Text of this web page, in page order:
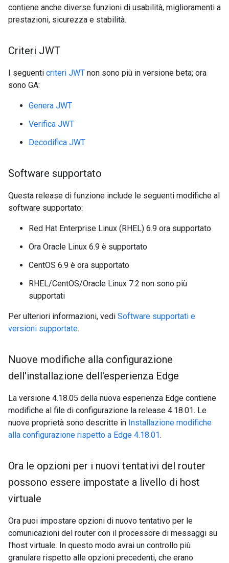
contiene anche diverse funzioni di usabilità, miglioramenti a
prestazioni, sicurezza e stabilità.
Criteri JWT
I seguenti criteri JWT non sono più in versione beta; ora
sono GA:
Genera JWT
Verifica JWT
Decodifica JWT
Software supportato
Questa release di funzione include le seguenti modifiche al
software supportato:
Red Hat Enterprise Linux (RHEL) 6.9 ora supportato
Ora Oracle Linux 6.9 è supportato
CentOS 6.9 è ora supportato
RHEL/CentOS/Oracle Linux 7.2 non sono più
supportati
Per ulteriori informazioni, vedi Software supportati e
versioni supportate.
Nuove modifiche alla configurazione
dell'installazione dell'esperienza Edge
La versione 4.18.05 della nuova esperienza Edge contiene
modifiche al file di configurazione la release 4.18.01. Le
nuove proprietà sono descritte in Installazione modifiche
alla configurazione rispetto a Edge 4.18.01.
Ora le opzioni per i nuovi tentativi del router
possono essere impostate a livello di host
virtuale
Ora puoi impostare opzioni di nuovo tentativo per le
comunicazioni del router con il processore di messaggi su
l'host virtuale. In questo modo avrai un controllo più
granulare rispetto alle opzioni precedenti, che erano